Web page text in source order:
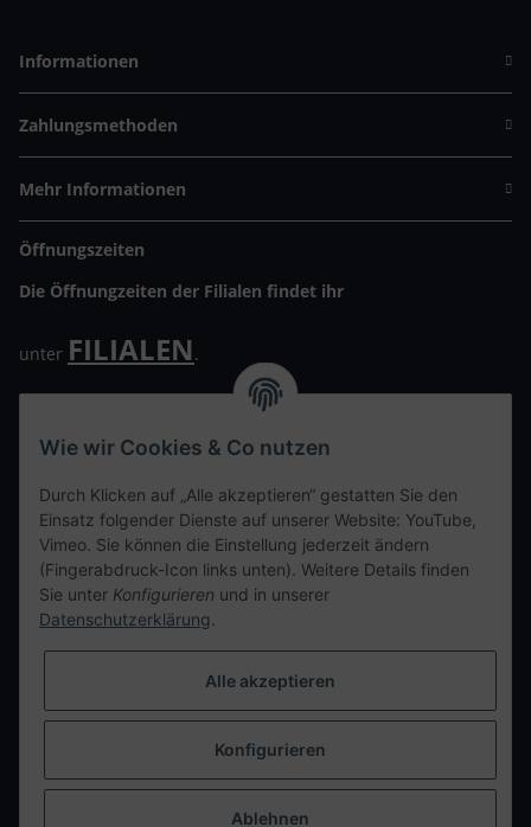
Informationen
Zahlungsmethoden
Mehr Informationen
Öffnungszeiten
Die Öffnungzeiten der Filialen findet ihr
unter FILIALEN.
Wir freuen uns auf Euren Besuch. Bitte beachtet die
Kontaktdaten
tweet
teilen
Vertrag widerrufen
* Alle Preise inkl. gesetzlicher USt., zzgl.Versand
Wie wir Cookies & Co nutzen
Durch Klicken auf „Alle akzeptieren“ gestatten Sie den
Einsatz folgender Dienste auf unserer Website: YouTube,
Vimeo. Sie können die Einstellung jederzeit ändern
(Fingerabdruck-Icon links unten). Weitere Details finden
Sie unter Konfigurieren und in unserer
Datenschutzerklärung.
Alle akzeptieren
Konfigurieren
Ablehnen